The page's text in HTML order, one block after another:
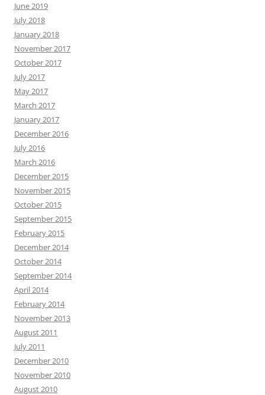
June 2019
July 2018
January 2018
November 2017
October 2017
July 2017
May 2017
March 2017
January 2017
December 2016
July 2016
March 2016
December 2015
November 2015
October 2015
September 2015
February 2015
December 2014
October 2014
September 2014
April 2014
February 2014
November 2013
August 2011
July 2011
December 2010
November 2010
August 2010